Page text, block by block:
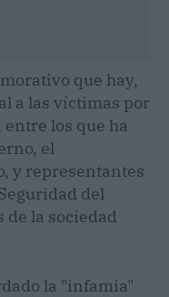
que hay,
a las víctimas por
los que ha
el
y representantes
del
de la sociedad
la "infamia"